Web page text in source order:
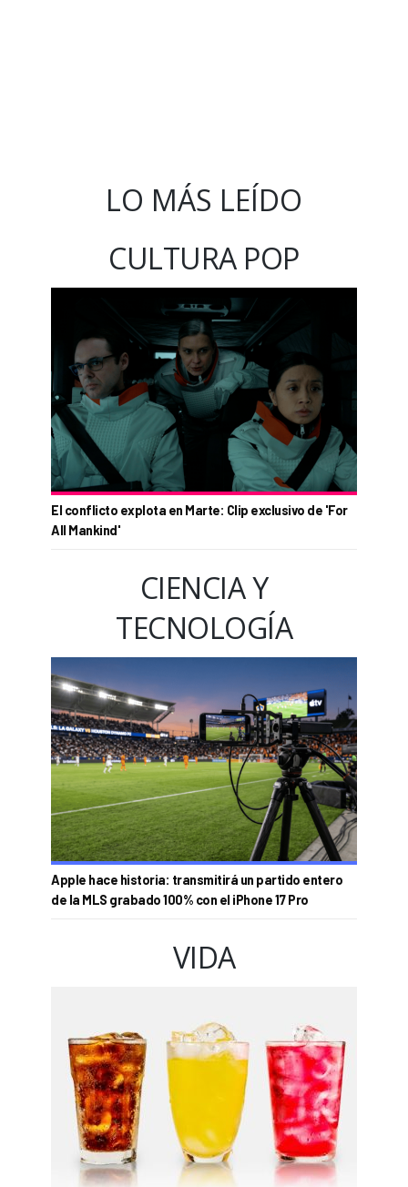
LO MÁS LEÍDO
CULTURA POP
El conflicto explota en Marte: Clip exclusivo de 'For
All Mankind'
CIENCIA Y
TECNOLOGÍA
Apple hace historia: transmitirá un partido entero
de la MLS grabado 100% con el iPhone 17 Pro
VIDA